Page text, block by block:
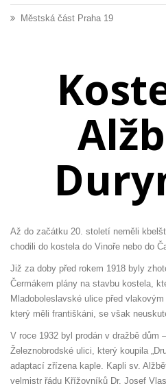
Městská část Praha 19
Až do začátku 20. století neměli
chodili do kostela do Vinoře nebo do
Již za doby před rokem 1918 byly
Čermákem plány na stavbu kostela,
Mladoboleslavské ulice před
který měli františkáni, se však
V roce 1932 byl prodán v dražbě dům
Železnobrodské ulici, který koupila
adaptací zřízena kaple. Kapli sv.
velmistr řádu Křížovníků Dr. Josef